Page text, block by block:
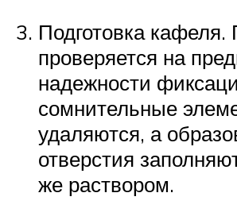
Подготовка кафеля.
проверяется на
надежности
сомнительные
удаляются, а
отверстия
же раствором.